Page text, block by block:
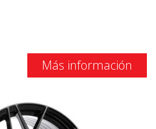
Más información